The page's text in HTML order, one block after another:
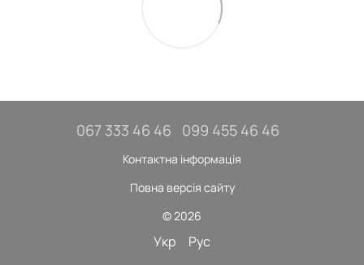
067 333 46 46 099 455 46 46
Контактна інформація
Повна версія сайту
© 2026
Укр Рус